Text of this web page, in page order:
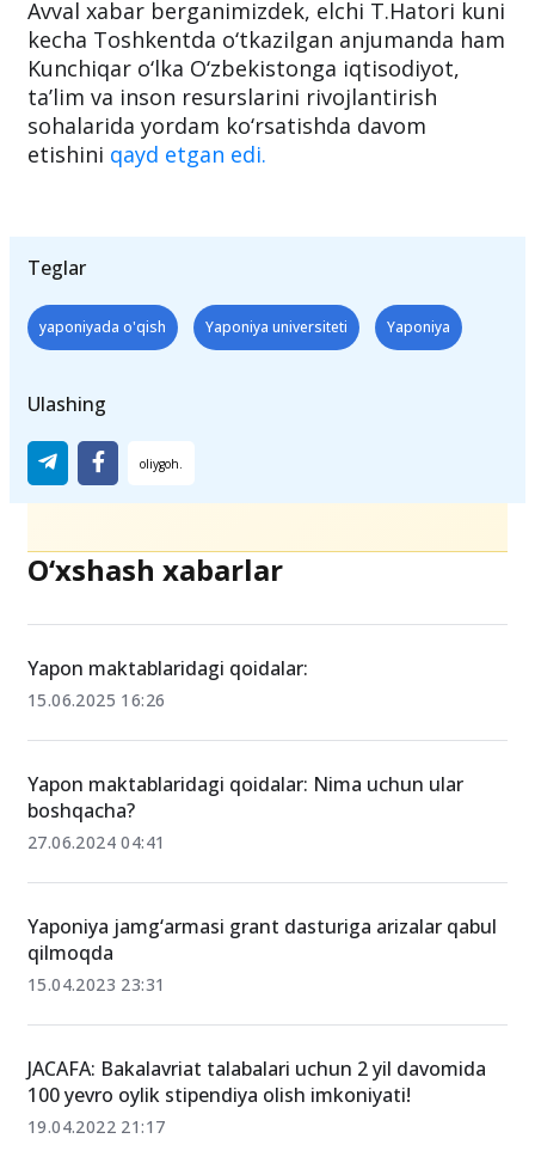
Avval xabar berganimizdek, elchi T.Hatori kuni
kecha Toshkentda o‘tkazilgan anjumanda ham
Kunchiqar o‘lka O‘zbekistonga iqtisodiyot,
ta’lim va inson resurslarini rivojlantirish
sohalarida yordam ko‘rsatishda davom
etishini qayd etgan edi.
Teglar
yaponiyada o'qish Yaponiya universiteti Yaponiya
Ulashing
O‘xshash xabarlar
Yapon maktablaridagi qoidalar:
15.06.2025 16:26
Yapon maktablaridagi qoidalar: Nima uchun ular
boshqacha?
27.06.2024 04:41
Yaponiya jamg‘armasi grant dasturiga arizalar qabul
qilmoqda
15.04.2023 23:31
JACAFA: Bakalavriat talabalari uchun 2 yil davomida
100 yevro oylik stipendiya olish imkoniyati!
19.04.2022 21:17